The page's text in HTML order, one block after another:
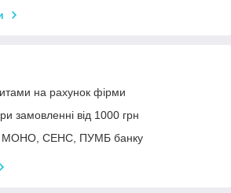
на рахунок фірми
замовленні від 1000 грн
МОНО, СЕНС, ПУМБ банку